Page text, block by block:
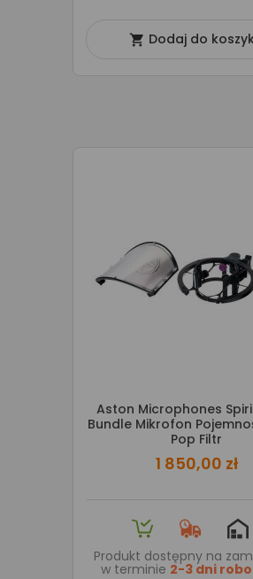
 Dodaj do
Aston Microphones
Bundle Mikrofon
Pop Filtr
1 850,00 zł
Produkt dostępny na
w terminie 2-3 dni